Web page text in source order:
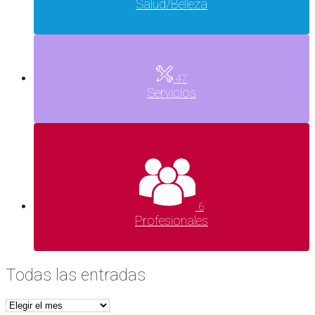
Salud/Belleza
47
Servicios
6
Profesionales
Todas las entradas
Todas